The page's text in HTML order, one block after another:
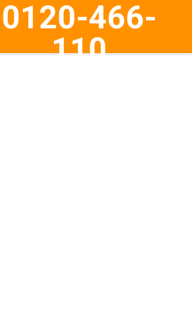
0120-466-
110